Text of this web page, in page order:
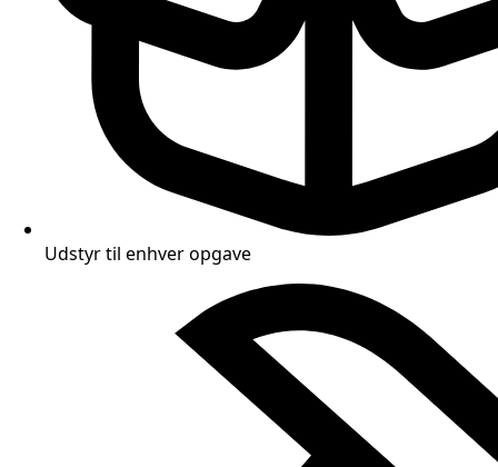
Udstyr til enhver opgave